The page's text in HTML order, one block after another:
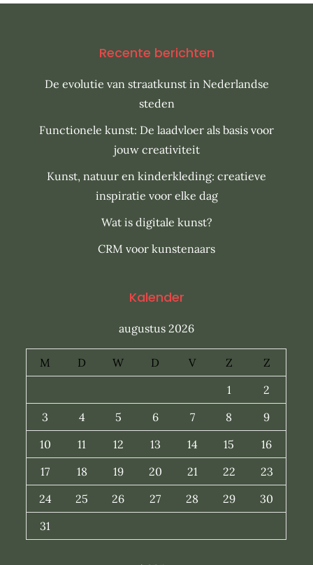
Recente berichten
De evolutie van straatkunst in Nederlandse
steden
Functionele kunst: De laadvloer als basis voor
jouw creativiteit
Kunst, natuur en kinderkleding: creatieve
inspiratie voor elke dag
Wat is digitale kunst?
CRM voor kunstenaars
Kalender
augustus 2026
M D W D V Z
Z
1
2
3
4 5 6 7 8
9
10
11 12 13 14 15
16
17
18 19 20 21 22
23
24
25 26 27 28 29
30
31